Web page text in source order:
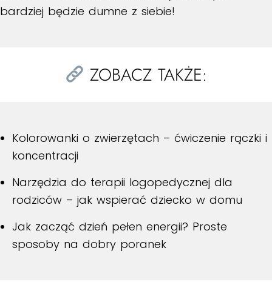
bardziej będzie dumne z siebie!
ZOBACZ TAKŻE:
Kolorowanki o zwierzętach – ćwiczenie rączki i
koncentracji
Narzędzia do terapii logopedycznej dla
rodziców – jak wspierać dziecko w domu
Jak zacząć dzień pełen energii? Proste
sposoby na dobry poranek